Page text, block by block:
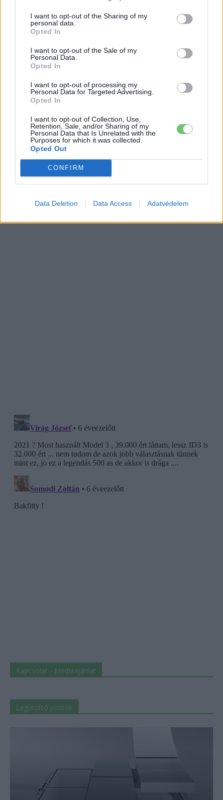
I want to opt-out of the Sharing of my
personal data.
Opted In
I want to opt-out of the Sale of my
Personal Data.
Opted In
I want to opt-out of processing my
Personal Data for Targeted Advertising.
Opted In
I want to opt-out of Collection, Use,
Retention, Sale, and/or Sharing of my
Personal Data that Is Unrelated with the
Purposes for which it was collected.
Opted Out
CONFIRM
Data Deletion Data Access Adatvédelem
Elektromos
Smart #2 – kiderült az ár és a
végsebesség is
Elektromos
Tesla: visszatért a régi árazás a magyar
Supercharger-hálózaton
Kapcsolat - Médiaajánlat
Legutolsó postok